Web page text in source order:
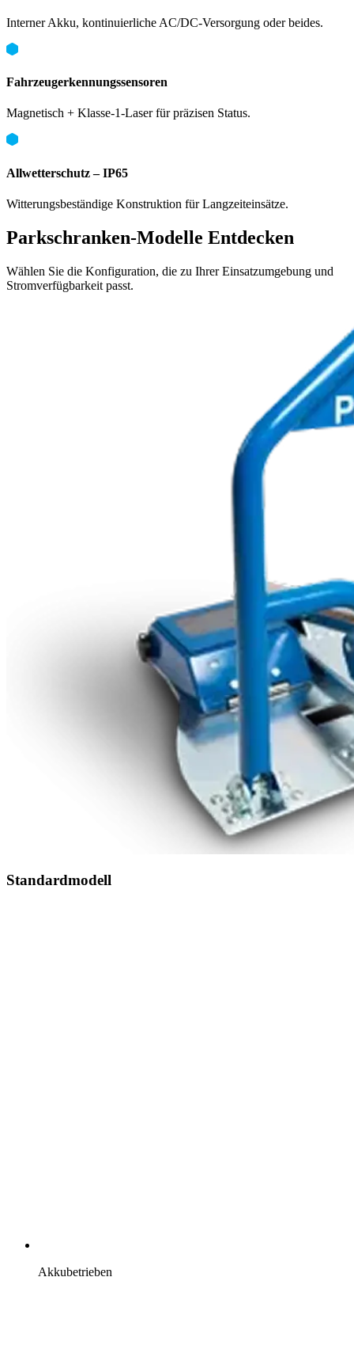
Interner Akku, kontinuierliche AC/DC-Versorgung oder beides.
Fahrzeugerkennungssensoren
Magnetisch + Klasse-1-Laser für präzisen Status.
Allwetterschutz – IP65
Witterungsbeständige Konstruktion für Langzeiteinsätze.
Parkschranken-Modelle Entdecken
Wählen Sie die Konfiguration, die zu Ihrer Einsatzumgebung und
Stromverfügbarkeit passt.
Standardmodell
Akkubetrieben